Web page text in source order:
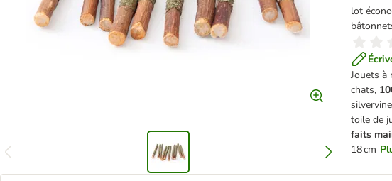
lot
Jouets à
chats,
toile de
faits
18 cm